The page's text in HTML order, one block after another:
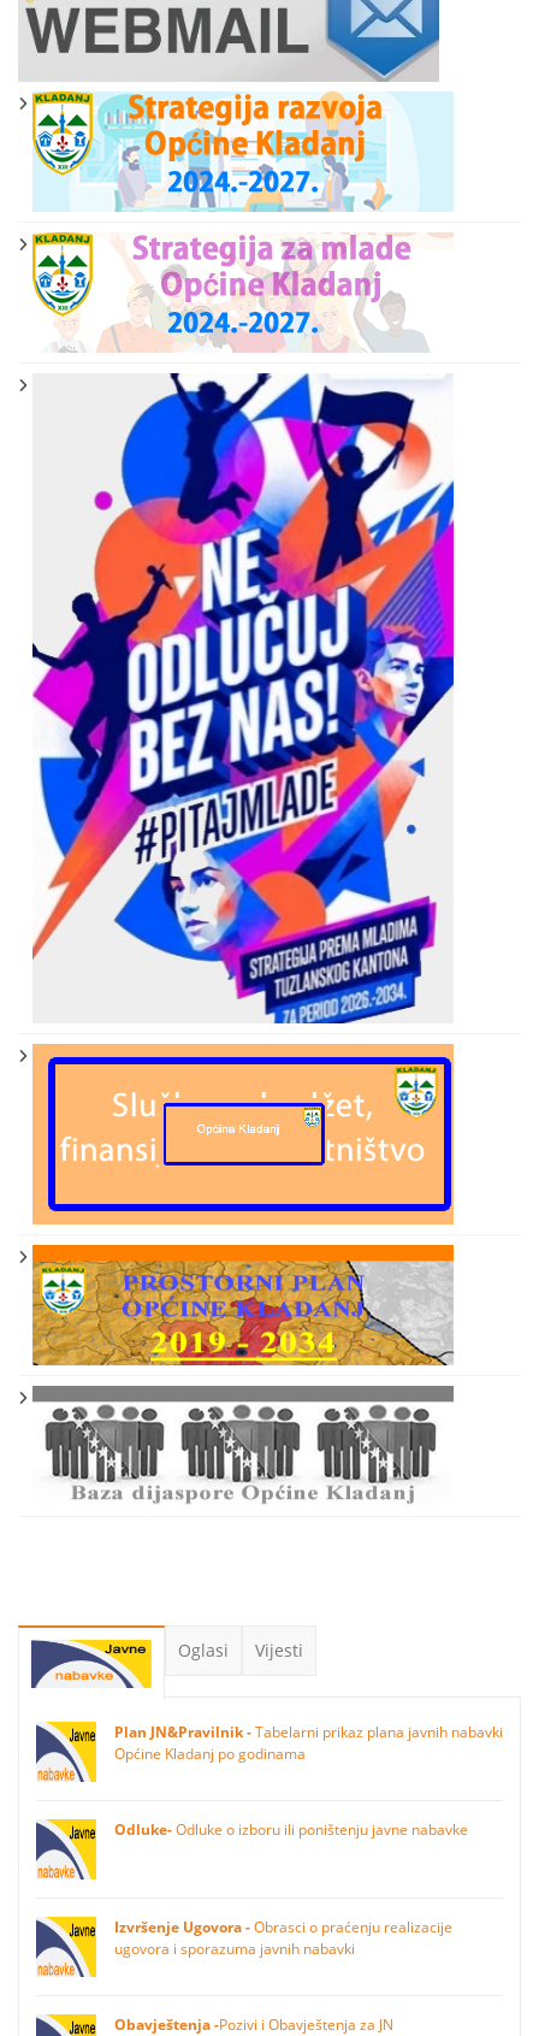
Oglasi Vijesti
Plan JN&Pravilnik -Tabelarni prikaz plana javnih nabavki
Općine Kladanj po godinama
Odluke-Odluke o izboru ili poništenju javne nabavke
Izvršenje Ugovora -Obrasci o praćenju realizacije
ugovora i sporazuma javnih nabavki
Obavještenja -Pozivi i Obavještenja za JN